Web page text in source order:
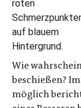
Wie
beschießen?
möglich